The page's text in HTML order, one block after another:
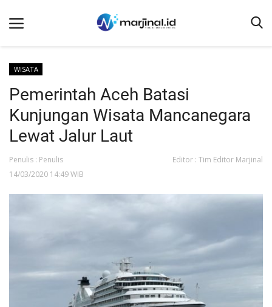
Beranda
NEWS
Redaksi
EDUKASI
ADVETORIAL
WISATA
Pemerintah Aceh Batasi
Kunjungan Wisata Mancanegara
Lewat Jalur Laut
Penulis : Penulis
Editor : Tim Editor Marjinal
14/03/2020 14:49 WIB